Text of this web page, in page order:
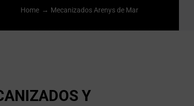
Home Mecanizados Arenys de Mar
Y